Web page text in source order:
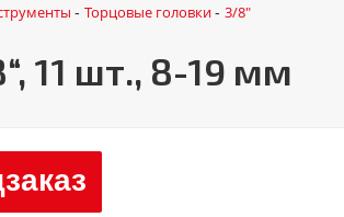
- Торцовые головки- 3/8"
11 шт., 8-19 мм